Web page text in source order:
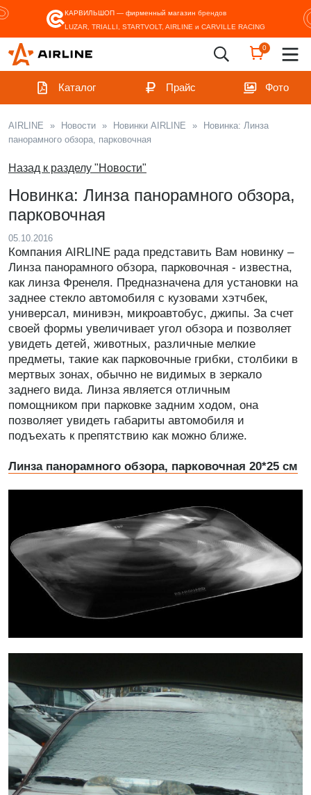
КАРВИЛЬШОП — фирменный магазин брендов
LUZAR, TRIALLI, STARTVOLT, AIRLINE и CARVILLE RACING
0
Каталог Прайс Фото
AIRLINE » Новости » Новинки AIRLINE »
Новинка: Линза
панорамного обзора, парковочная
Назад к разделу "Новости"
Новинка: Линза панорамного обзора,
парковочная
05.10.2016
Компания AIRLINE рада представить Вам новинку –
Линза панорамного обзора, парковочная - известна,
как линза Френеля. Предназначена для установки на
заднее стекло автомобиля с кузовами хэтчбек,
универсал, минивэн, микроавтобус, джипы. За счет
своей формы увеличивает угол обзора и позволяет
увидеть детей, животных, различные мелкие
предметы, такие как парковочные грибки, столбики в
мертвых зонах, обычно не видимых в зеркало
заднего вида. Линза является отличным
помощником при парковке задним ходом, она
позволяет увидеть габариты автомобиля и
подъехать к препятствию как можно ближе.
Линза панорамного обзора, парковочная 20*25 см